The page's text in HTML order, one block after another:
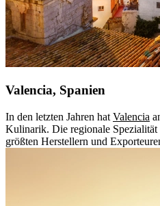
Valencia, Spanien
In den letzten Jahren hat Valencia
Kulinarik. Die regionale Spezialität
größten Herstellern und